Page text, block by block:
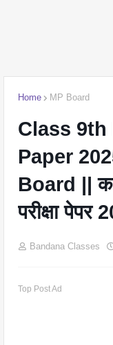
Home MP Board
Class
Paper
Board ||
परीक्षा पेपर
Bandana Classes
Top Post Ad